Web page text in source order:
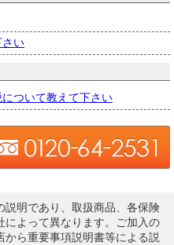
さい
ついて教えて下さい
説明であり、取扱商品、各保険
によって異なります。ご加入の
から重要事項説明書等による説